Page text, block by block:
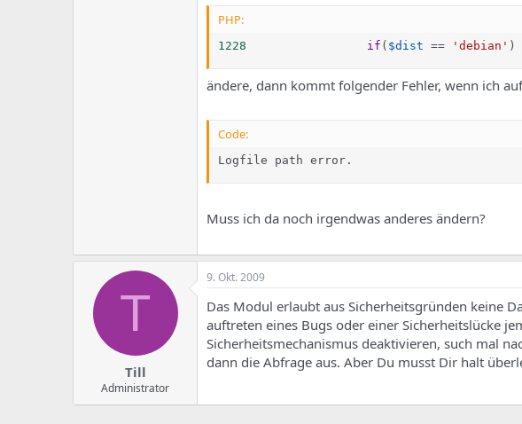
PHP:
1228 if ( $dist == 'debian' )
ändere, dann kommt folgender Fehler, wenn ich
Code:
Logfile path error.
Muss ich da noch irgendwas anderes ändern?
T
Till
Administrator
9. Okt. 2009
Das Modul erlaubt aus Sicherheitsgründen keine
auftreten eines Bugs oder einer Sicherheitslücke
Sicherheitsmechanismus deaktivieren, such mal
dann die Abfrage aus. Aber Du musst Dir halt